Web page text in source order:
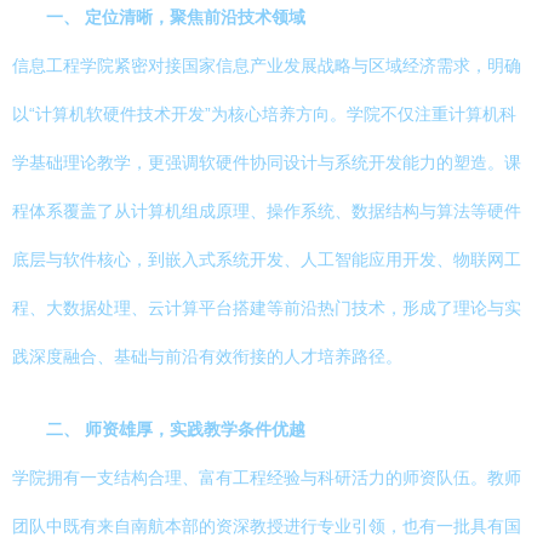
一、 定位清晰，聚焦前沿技术领域
信息工程学院紧密对接国家信息产业发展战略与区域经济需求，明确
以“计算机软硬件技术开发”为核心培养方向。学院不仅注重计算机科
学基础理论教学，更强调软硬件协同设计与系统开发能力的塑造。课
程体系覆盖了从计算机组成原理、操作系统、数据结构与算法等硬件
底层与软件核心，到嵌入式系统开发、人工智能应用开发、物联网工
程、大数据处理、云计算平台搭建等前沿热门技术，形成了理论与实
践深度融合、基础与前沿有效衔接的人才培养路径。
二、 师资雄厚，实践教学条件优越
学院拥有一支结构合理、富有工程经验与科研活力的师资队伍。教师
团队中既有来自南航本部的资深教授进行专业引领，也有一批具有国